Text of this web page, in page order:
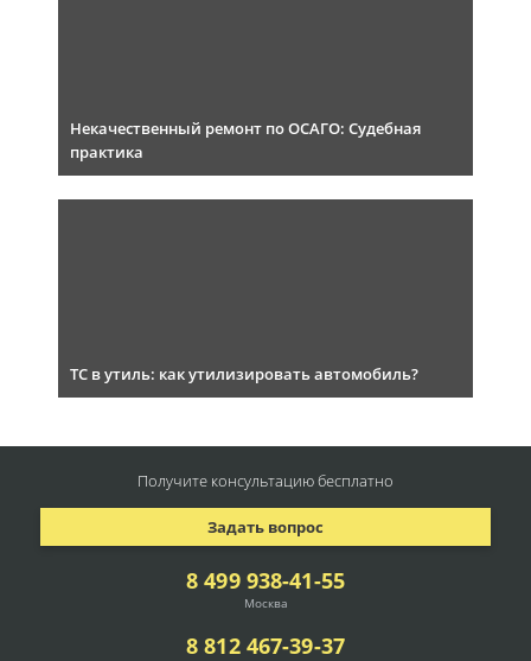
Некачественный ремонт по ОСАГО: Судебная
практика
ТС в утиль: как утилизировать автомобиль?
8 499 938-41-55
Москва
8 812 467-39-37
Задать вопрос
Получите консультациюбесплатно